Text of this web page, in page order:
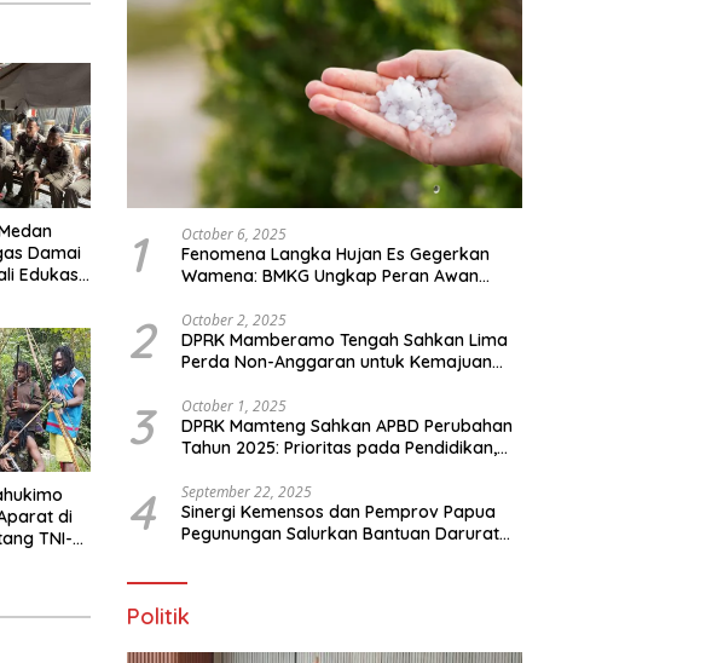
Damai
Edukasi
di
TNI-
1 October 6, 2025
Fenomena Langka Hujan Es Gegerkan
Wamena: BMKG Ungkap Peran Awan
Ekstrem Peralihan Musim
2 October 2, 2025
DPRK Mamberamo Tengah Sahkan Lima
Perda Non-Anggaran untuk Kemajuan
3 October 1, 2025
DPRK Mamteng Sahkan APBD Perubahan
Tahun 2025: Prioritas pada Pendidikan,
4 September 22, 2025
Sinergi Kemensos dan Pemprov Papua
Pegunungan Salurkan Bantuan Darurat
Politik